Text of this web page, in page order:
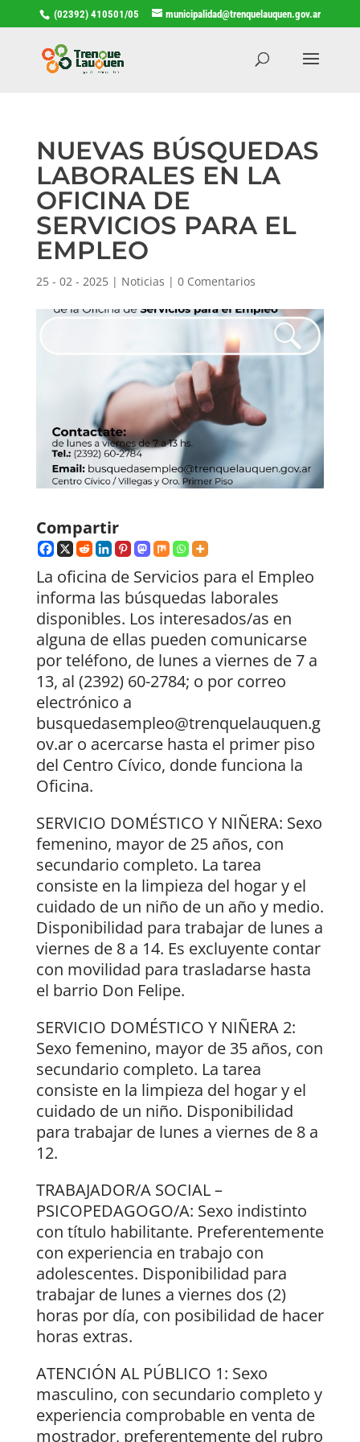
(02392) 410501/05 municipalidad@trenquelauquen.gov.ar
NUEVAS BÚSQUEDAS
LABORALES EN LA
OFICINA DE
SERVICIOS PARA EL
EMPLEO
25 - 02 - 2025| Noticias | 0 Comentarios
Compartir
La oficina de Servicios para el Empleo
informa las búsquedas laborales
disponibles. Los interesados/as en
alguna de ellas pueden comunicarse
por teléfono, de lunes a viernes de 7 a
13, al (2392) 60-2784; o por correo
electrónico a
busquedasempleo@trenquelauquen.g
ov.ar o acercarse hasta el primer piso
del Centro Cívico, donde funciona la
Oficina.
SERVICIO DOMÉSTICO Y NIÑERA: Sexo
femenino, mayor de 25 años, con
secundario completo. La tarea
consiste en la limpieza del hogar y el
cuidado de un niño de un año y medio.
Disponibilidad para trabajar de lunes a
viernes de 8 a 14. Es excluyente contar
con movilidad para trasladarse hasta
el barrio Don Felipe.
SERVICIO DOMÉSTICO Y NIÑERA 2:
Sexo femenino, mayor de 35 años, con
secundario completo. La tarea
consiste en la limpieza del hogar y el
cuidado de un niño. Disponibilidad
para trabajar de lunes a viernes de 8 a
12.
TRABAJADOR/A SOCIAL –
PSICOPEDAGOGO/A: Sexo indistinto
con título habilitante. Preferentemente
con experiencia en trabajo con
adolescentes. Disponibilidad para
trabajar de lunes a viernes dos (2)
horas por día, con posibilidad de hacer
horas extras.
ATENCIÓN AL PÚBLICO 1: Sexo
masculino, con secundario completo y
experiencia comprobable en venta de
mostrador, preferentemente del rubro